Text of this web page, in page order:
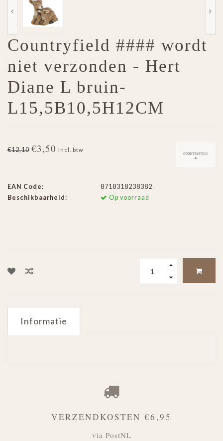
Countryfield #### wordt
niet verzonden - Hert
Diane L bruin-
L15,5B10,5H12CM
€12,10 €3,50 Incl. btw
EAN Code:
8718318238382
Beschikbaarheid:
Op voorraad
Informatie
VERZENDKOSTEN €6,95
via PostNL